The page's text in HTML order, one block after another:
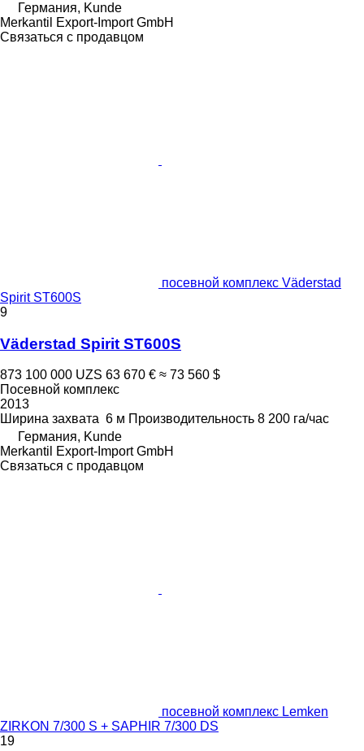
Германия, Kunde
Merkantil Export-Import GmbH
Связаться с продавцом
посевной комплекс Väderstad
Spirit ST600S
9
Väderstad Spirit ST600S
873 100 000 UZS 63 670 € ≈ 73 560 $
Посевной комплекс
2013
Ширина захвата 6 м Производительность 8 200 га/час
Германия, Kunde
Merkantil Export-Import GmbH
Связаться с продавцом
посевной комплекс Lemken
ZIRKON 7/300 S + SAPHIR 7/300 DS
19